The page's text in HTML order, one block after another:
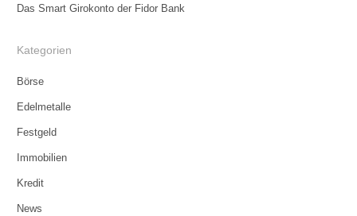
Das Smart Girokonto der Fidor Bank
Kategorien
Börse
Edelmetalle
Festgeld
Immobilien
Kredit
News